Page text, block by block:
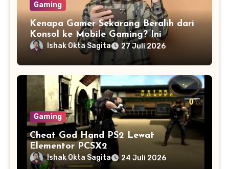
Gaming
Kenapa Gamer Sekarang Beralih dari
Konsol ke Mobile Gaming? Ini
Alasannya
Ishak Okta Sagita 27 Juli 2026
Gaming
Cheat God Hand PS2 Lewat
Elementor PCSX2
Ishak Okta Sagita 24 Juli 2026